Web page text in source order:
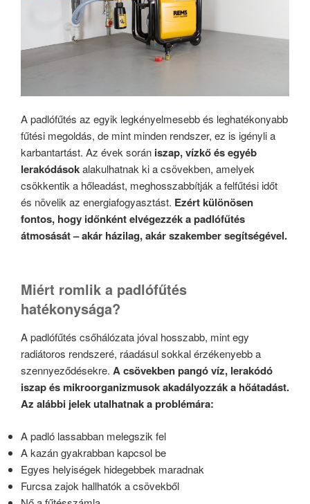
A padlófűtés az egyik legkényelmesebb és leghatékonyabb
fűtési megoldás, de mint minden rendszer, ez is igényli a
karbantartást. Az évek során iszap, vízkő és egyéb
lerakódásokalakulhatnak ki a csövekben, amelyek
csökkentik a hőleadást, meghosszabbítják a felfűtési időt
és növelik az energiafogyasztást. Ezért különösen
fontos, hogy időnként elvégezzék a padlófűtés
átmosását – akár házilag, akár szakember segítségével.
Miért romlik a padlófűtés
hatékonysága?
A padlófűtés csőhálózata jóval hosszabb, mint egy
radiátoros rendszeré, ráadásul sokkal érzékenyebb a
szennyeződésekre. A csövekben pangó víz, lerakódó
iszap és mikroorganizmusok akadályozzák a hőátadást.
Az alábbi jelek utalhatnak a problémára:
A padló lassabban melegszik fel
A kazán gyakrabban kapcsol be
Egyes helyiségek hidegebbek maradnak
Furcsa zajok hallhatók a csövekből